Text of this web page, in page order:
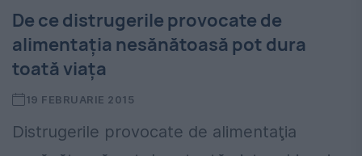
De ce distrugerile provocate de
alimentaţia nesănătoasă pot dura
toată viaţa
19 FEBRUARIE 2015
Distrugerile provocate de alimentaţia